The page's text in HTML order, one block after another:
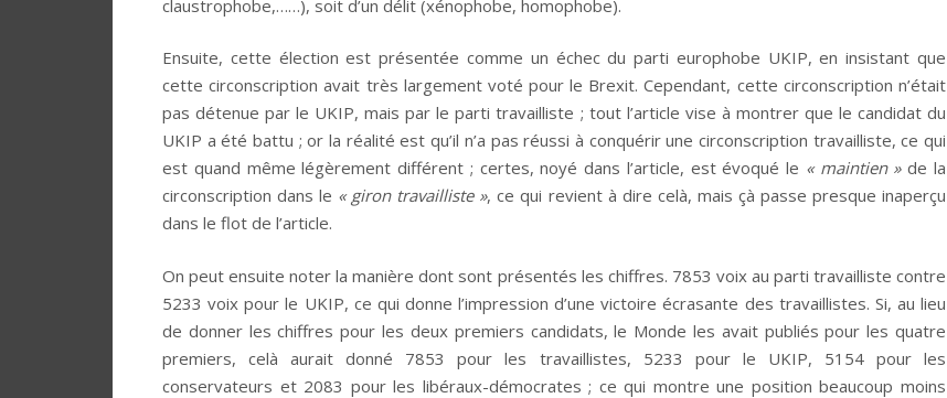
claustrophobe,……), soit d’un délit (xénophobe, homophobe).
Ensuite, cette élection est présentée comme un échec du parti europhobe UKIP, en insistant que
cette circonscription avait très largement voté pour le Brexit. Cependant, cette circonscription n’était
pas détenue par le UKIP, mais par le parti travailliste ; tout l’article vise à montrer que le candidat du
UKIP a été battu ; or la réalité est qu’il n’a pas réussi à conquérir une circonscription travailliste, ce qui
est quand même légèrement différent ; certes, noyé dans l’article, est évoqué le « maintien »de la
circonscription dans le « giron travailliste », ce qui revient à dire celà, mais çà passe presque inaperçu
dans le flot de l’article.
On peut ensuite noter la manière dont sont présentés les chiffres. 7853 voix au parti travailliste contre
5233 voix pour le UKIP, ce qui donne l’impression d’une victoire écrasante des travaillistes. Si, au lieu
de donner les chiffres pour les deux premiers candidats, le Monde les avait publiés pour les quatre
premiers, celà aurait donné 7853 pour les travaillistes, 5233 pour le UKIP, 5154 pour les
conservateurs et 2083 pour les libéraux-démocrates ; ce qui montre une position beaucoup moins